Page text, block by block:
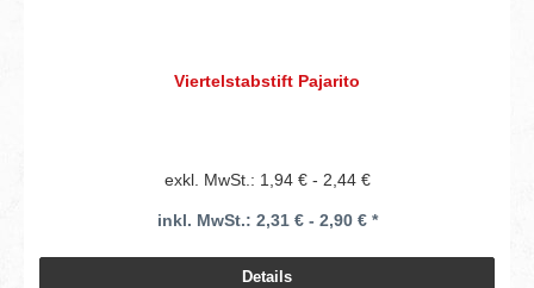
Viertelstabstift Pajarito
exkl. MwSt.: 1,94 € - 2,44 €
inkl. MwSt.: 2,31 € - 2,90 € *
Details